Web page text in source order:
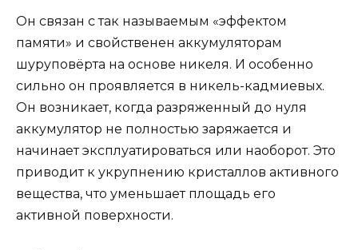
Он связан с так называемым «эффектом
памяти» и свойственен аккумуляторам
шуруповёрта на основе никеля. И особенно
сильно он проявляется в никель-кадмиевых.
Он возникает, когда разряженный до нуля
аккумулятор не полностью заряжается и
начинает эксплуатироваться или наоборот. Это
приводит к укрупнению кристаллов активного
вещества, что уменьшает площадь его
активной поверхности.